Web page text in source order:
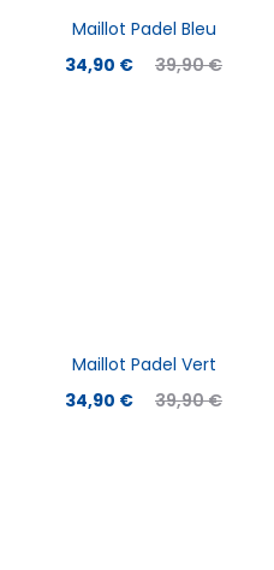
Maillot Padel Bleu
39,90€
34,90 €
Maillot Padel Vert
39,90€
34,90 €